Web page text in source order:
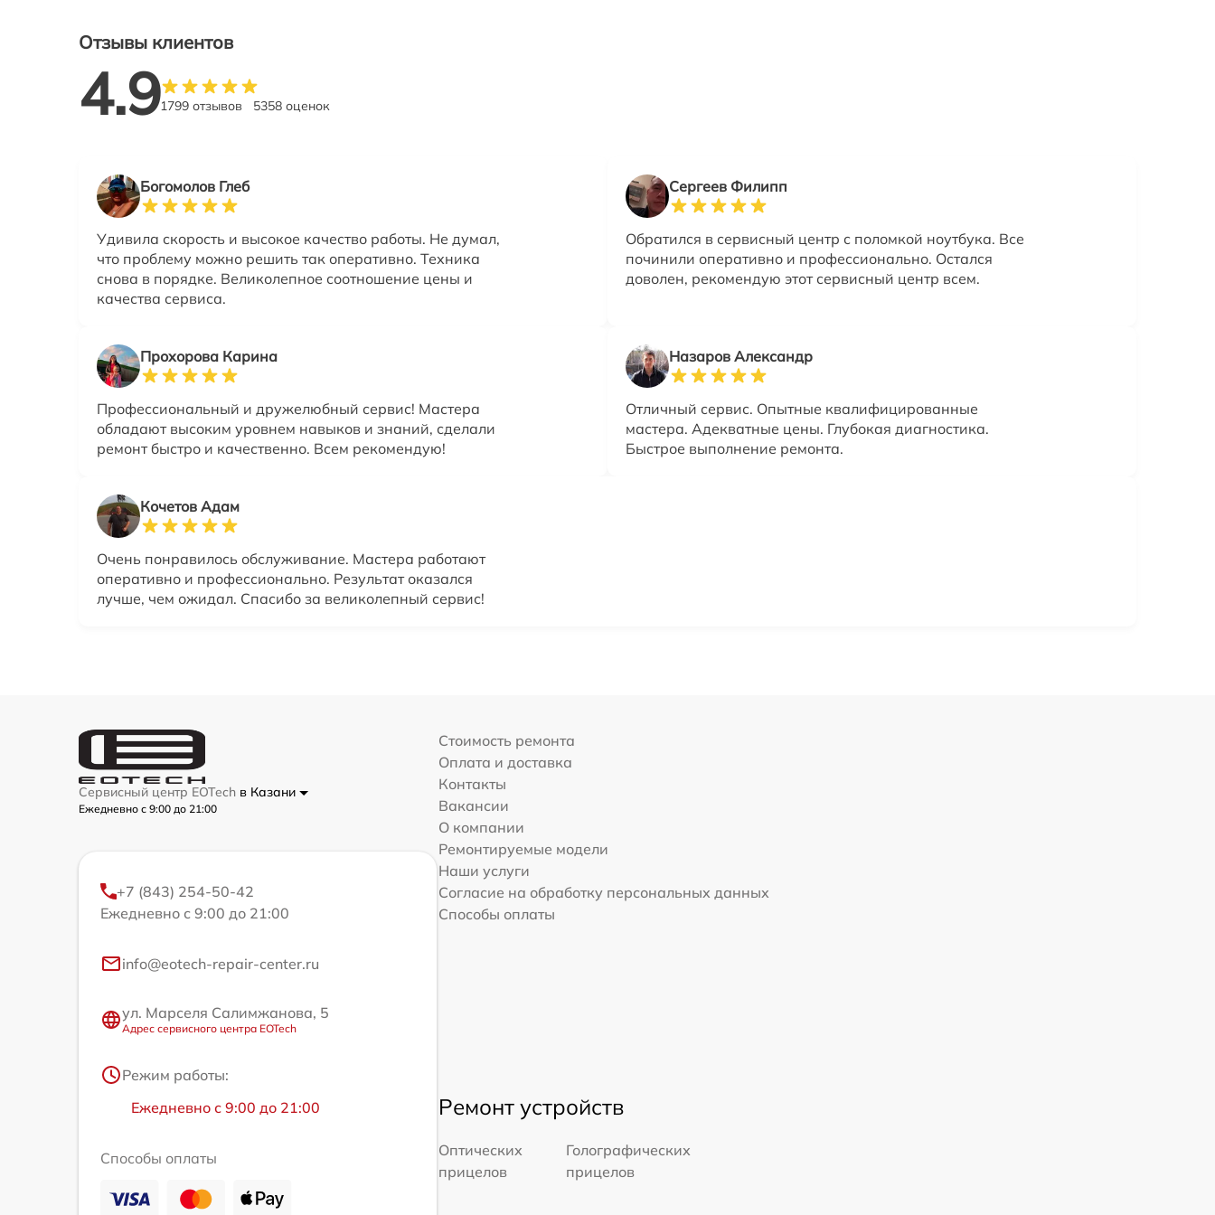
Отзывы клиентов
4.91799 отзывов 5358 оценок
Богомолов Глеб
Удивила скорость и высокое качество работы. Не думал,
что проблему можно решить так оперативно. Техника
снова в порядке. Великолепное соотношение цены и
качества сервиса.
Сергеев Филипп
Обратился в сервисный центр с поломкой ноутбука. Все
починили оперативно и профессионально. Остался
доволен, рекомендую этот сервисный центр всем.
Прохорова Карина
Профессиональный и дружелюбный сервис! Мастера
обладают высоким уровнем навыков и знаний, сделали
ремонт быстро и качественно. Всем рекомендую!
Назаров Александр
Отличный сервис. Опытные квалифицированные
мастера. Адекватные цены. Глубокая диагностика.
Быстрое выполнение ремонта.
Кочетов Адам
Очень понравилось обслуживание. Мастера работают
оперативно и профессионально. Результат оказался
лучше, чем ожидал. Спасибо за великолепный сервис!
Сервисный центр EOTech в Казани
Ежедневно с 9:00 до 21:00
+7 (843) 254-50-42
Ежедневно с 9:00 до 21:00
info@eotech-repair-center.ru
ул. Марселя Салимжанова, 5
Адрес сервисного центра EOTech
Режим работы:
Ежедневно с 9:00 до 21:00
Способы оплаты
Стоимость ремонта
Оплата и доставка
Контакты
Вакансии
О компании
Ремонтируемые модели
Наши услуги
Согласие на обработку персональных данных
Способы оплаты
Ремонт устройств
Оптических
прицелов
Голографических
прицелов